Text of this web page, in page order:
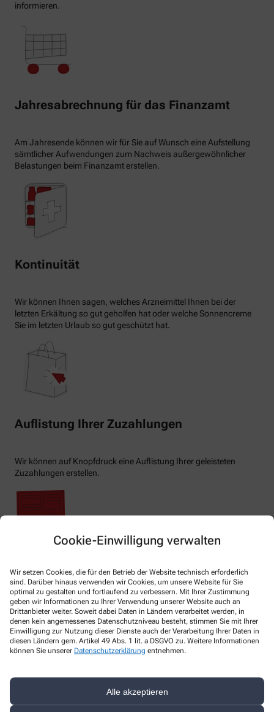
Cookie-Einwilligung verwalten
Wir setzen Cookies, die für den Betrieb der Website technisch erforderlich
sind. Darüber hinaus verwenden wir Cookies, um unsere Website für Sie
optimal zu gestalten und fortlaufend zu verbessern. Mit Ihrer Zustimmung
geben wir Informationen zu Ihrer Verwendung unserer Website auch an
Drittanbieter weiter. Soweit dabei Daten in Ländern verarbeitet werden, in
denen kein angemessenes Datenschutzniveau besteht, stimmen Sie mit Ihrer
Einwilligung zur Nutzung dieser Dienste auch der Verarbeitung Ihrer Daten in
diesen Ländern gem. Artikel 49 Abs. 1 lit. a DSGVO zu. Weitere Informationen
können Sie unserer Datenschutzerklärung entnehmen.
Alle akzeptieren
informieren.
Jahresabrechnung für das Finanzamt
Am Jahresende können wir für Sie auf Wunsch eine Aufstellung
sämtlicher Aufwendungen zum Nachweis außergewöhnlicher
Belastungen beim Finanzamt erstellen.
Kontinuität
Wir können Ihnen sagen, welches Arzneimittel Ihnen bei der
letzten Erkältung so gut geholfen hat oder welche Sonnencreme
Sie im letzten Urlaub so gut geschützt hat.
Auflistung Ihrer Zuzahlungen
Wir können auf Knopfdruck eine Auflistung Ihrer geleisteten
Zuzahlungen erstellen.
Nachweis Ihrer Befreiung
Wenn Sie einen Ausweis über die Befreiung der gesetzlichen
Zuzahlung haben, können wir diese Info speichern und Sie
müssen Ihren Ausweis nicht immer vorzeigen.
Kundenkarte beantragen
Jetzt schnell und einfach online beantragen und beim nächsten